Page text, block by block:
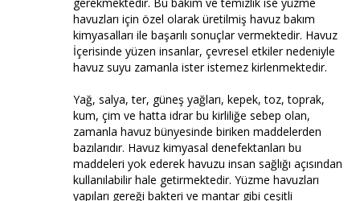
havuzları için özel olarak üretilmiş havuz bakım
kimyasalları ile başarılı sonuçlar vermektedir. Havuz
İçerisinde yüzen insanlar, çevresel etkiler nedeniyle
havuz suyu zamanla ister istemez kirlenmektedir.
Yağ, salya, ter, güneş yağları, kepek, toz, toprak,
kum, çim ve hatta idrar bu kirliliğe sebep olan,
zamanla havuz bünyesinde biriken maddelerden
bazılarıdır. Havuz kimyasal denefektanları bu
maddeleri yok ederek havuzu insan sağlığı açısından
kullanılabilir hale getirmektedir. Yüzme havuzları
yapıları gereği bakteri ve mantar gibi çeşitli